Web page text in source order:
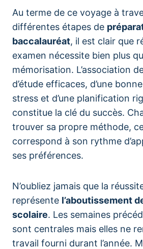
Au terme de ce voyage à
différentes étapes de
baccalauréat, il est clair que
examen nécessite bien plus
mémorisation. L’association
d’étude efficaces, d’une
stress et d’une planification
constitue la clé du succès.
trouver sa propre méthode,
correspond à son rythme
ses préférences.
N’oubliez jamais que la
représente l’aboutissement
scolaire. Les semaines
sont centrales mais elles ne
travail fourni durant l’année.